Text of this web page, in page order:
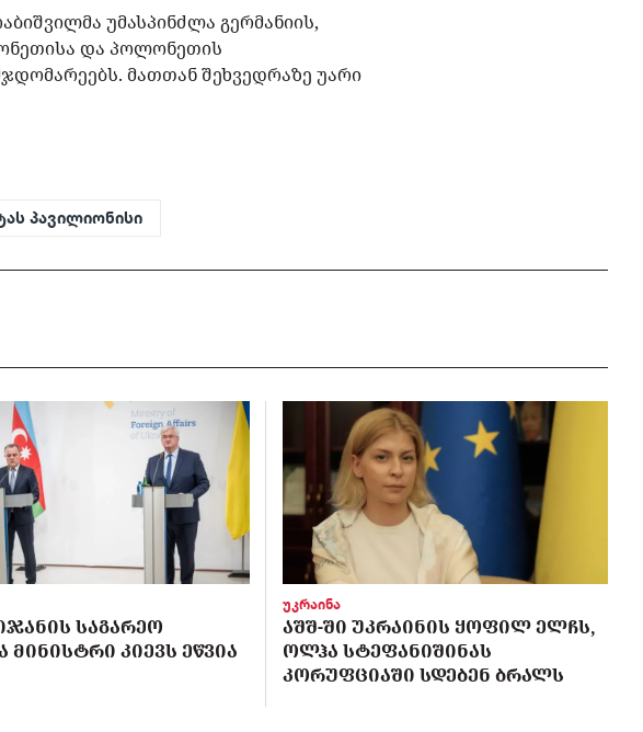
უმასპინძლა გერმანიის,
და პოლონეთის
მათთან შეხვედრაზე უარი
პავილიონისი
ᲡᲐᲒᲐᲠᲔᲝ
ᲛᲘᲜᲘᲡᲢᲠᲘ ᲙᲘᲔᲕᲡ ᲔᲬᲕᲘᲐ
უკრაინა
ᲐᲨᲨ-ᲨᲘ ᲣᲙᲠᲐᲘᲜᲘᲡ ᲧᲝᲤᲘᲚ ᲔᲚᲩᲡ,
ᲝᲚᲰᲐ ᲡᲢᲔᲤᲐᲜᲘᲨᲘᲜᲐᲡ
ᲙᲝᲠᲣᲤᲪᲘᲐᲨᲘ ᲡᲓᲔᲑᲔᲜ ᲑᲠᲐᲚᲡ